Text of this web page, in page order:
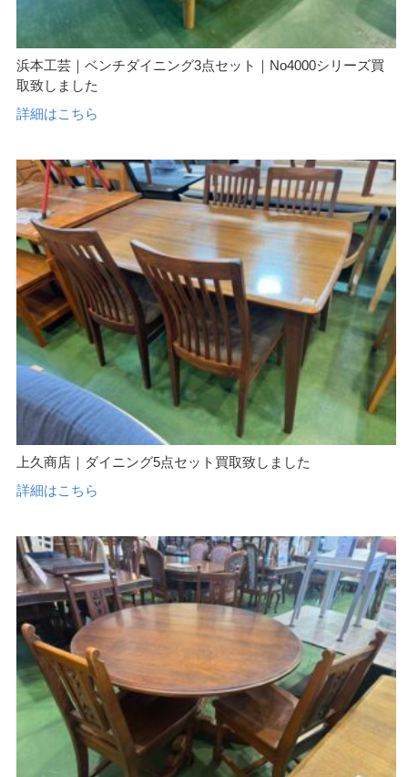
浜本工芸｜ベンチダイニング3点セット｜No4000シリーズ買
取致しました
詳細はこちら
上久商店｜ダイニング5点セット買取致しました
詳細はこちら